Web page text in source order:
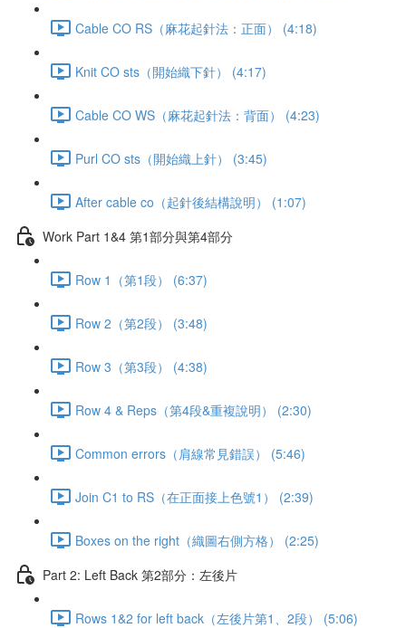
Cable CO RS（麻花起針法：正面） (4:18)
Knit CO sts（開始織下針） (4:17)
Cable CO WS（麻花起針法：背面） (4:23)
Purl CO sts（開始織上針） (3:45)
After cable co（起針後結構說明） (1:07)
Work Part 1&4 第1部分與第4部分
Row 1（第1段） (6:37)
Row 2（第2段） (3:48)
Row 3（第3段） (4:38)
Row 4 & Reps（第4段&重複說明） (2:30)
Common errors（肩線常見錯誤） (5:46)
Join C1 to RS（在正面接上色號1） (2:39)
Boxes on the right（織圖右側方格） (2:25)
Part 2: Left Back 第2部分：左後片
Rows 1&2 for left back（左後片第1、2段） (5:06)